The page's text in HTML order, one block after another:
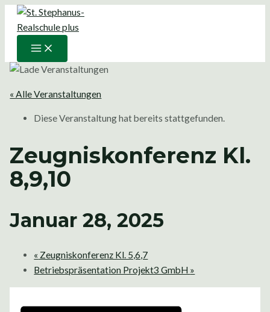
Zum
Inhalt
springen
Main
Menu
« Alle Veranstaltungen
Diese Veranstaltung hat bereits stattgefunden.
Zeugniskonferenz Kl.
8,9,10
Januar 28, 2025
« Zeugniskonferenz Kl. 5,6,7
Betriebspräsentation Projekt3 GmbH »